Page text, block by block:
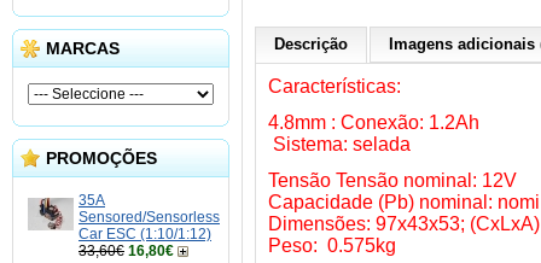
MARCAS
PROMOÇÕES
35A
Sensored/Sensorless
Car ESC (1:10/1:12)
33,60€ 16,80€
Descrição Imagens adicionais
Características:
4.8mm : Conexão: 1.2Ah
Sistema: selada
Tensão Tensão nominal: 12V
Capacidade (Pb) nominal:
Dimensões: 97x43x53;
Peso: 0.575kg